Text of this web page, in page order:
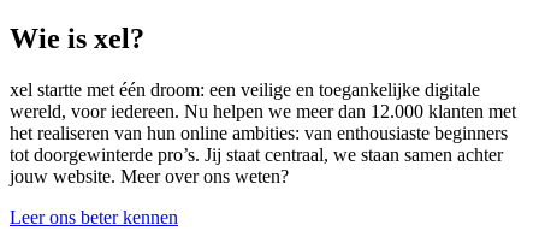
Wie is xel?
xel startte met één droom: een veilige en toegankelijke digitale
wereld, voor iedereen. Nu helpen we meer dan 12.000 klanten met
het realiseren van hun online ambities: van enthousiaste beginners
tot doorgewinterde pro’s. Jij staat centraal, we staan samen achter
jouw website. Meer over ons weten?
Leer ons beter kennen